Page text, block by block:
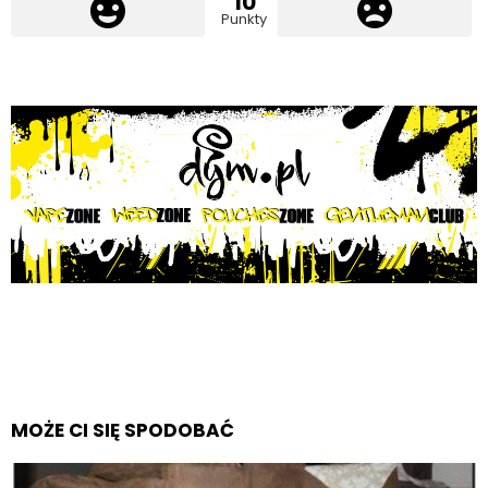
Punkty
MOŻE CI SIĘ SPODOBAĆ